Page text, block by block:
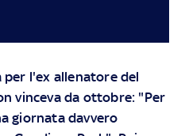
per l'ex allenatore del
vinceva da ottobre: "Per
giornata davvero